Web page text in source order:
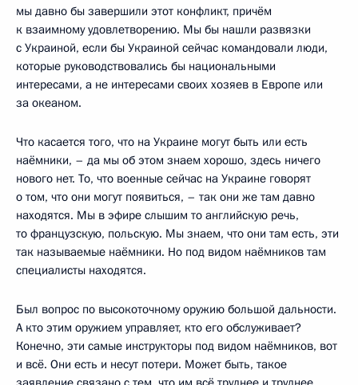
мы давно бы завершили этот конфликт, причём
к взаимному удовлетворению. Мы бы нашли развязки
с Украиной, если бы Украиной сейчас командовали люди,
которые руководствовались бы национальными
интересами, а не интересами своих хозяев в Европе или
за океаном.
Что касается того, что на Украине могут быть или есть
наёмники, – да мы об этом знаем хорошо, здесь ничего
нового нет. То, что военные сейчас на Украине говорят
о том, что они могут появиться, – так они же там давно
находятся. Мы в эфире слышим то английскую речь,
то французскую, польскую. Мы знаем, что они там есть, эти
так называемые наёмники. Но под видом наёмников там
специалисты находятся.
Был вопрос по высокоточному оружию большой дальности.
А кто этим оружием управляет, кто его обслуживает?
Конечно, эти самые инструкторы под видом наёмников, вот
и всё. Они есть и несут потери. Может быть, такое